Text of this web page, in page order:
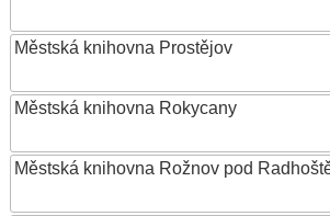
Městská knihovna Prostějov
Městská knihovna Rokycany
Městská knihovna Rožnov pod